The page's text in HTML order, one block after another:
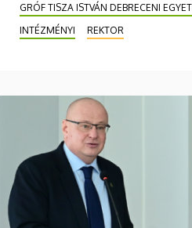
GRÓF TISZA ISTVÁN DEBRECENI
INTÉZMÉNYI
REKTOR